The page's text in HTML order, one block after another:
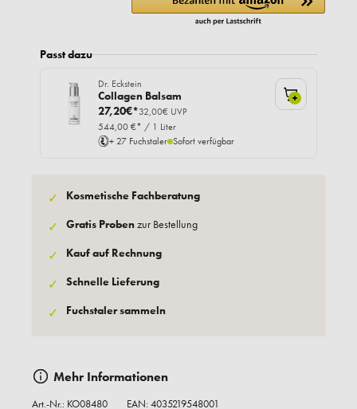
Passt dazu
Dr. Eckstein
Collagen Balsam
27,20€*32,00€ UVP
544,00 €* / 1 Liter
+ 27 Fuchstaler Sofort verfügbar
+
✓ Kosmetische Fachberatung
✓ Gratis Probenzur Bestellung
✓ Kauf auf Rechnung
✓ Schnelle Lieferung
✓ Fuchstaler sammeln
Mehr Informationen
Art.-Nr.: KO08480 EAN: 4035219548001